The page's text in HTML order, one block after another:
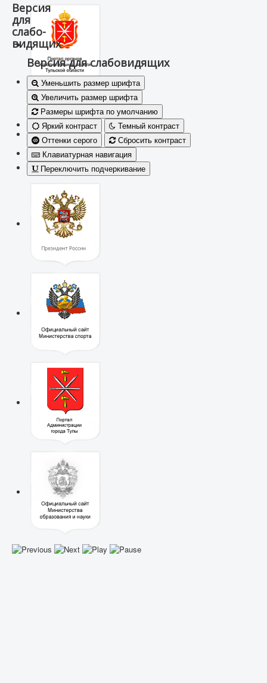
Версия
для
слабо-
видящих
Версия для слабовидящих
Уменьшить размер шрифта
Увеличить размер шрифта
Размеры шрифта по умолчанию
Яркий контраст
Темный контраст
Оттенки серого
Сбросить контраст
Клавиатурная навигация
Переключить подчеркивание